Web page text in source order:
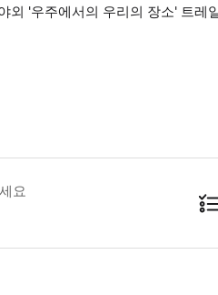
외 '우주에서의 우리의 장소' 트레
드 은행 휴무일과 공휴일을 제외하
요